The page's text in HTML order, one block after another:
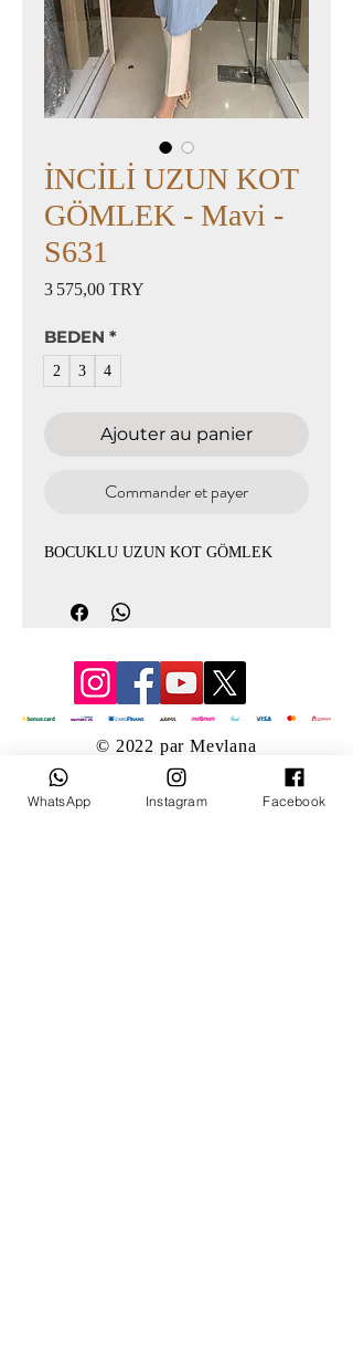
İNCİLİ UZUN KOT
GÖMLEK - Mavi -
S631
3 575,00 TRY
BEDEN *
2 3 4
Ajouter au panier
Commander et payer
BOCUKLU UZUN KOT GÖMLEK
© 2022 par Mevlana
WhatsApp Instagram Facebook